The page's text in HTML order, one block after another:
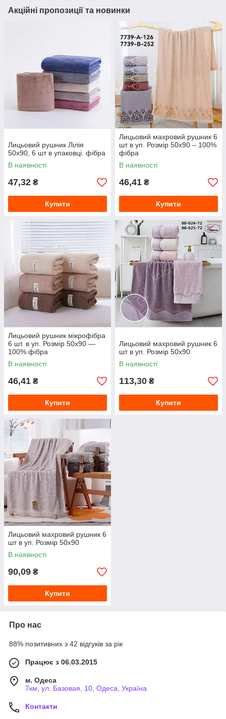
Акційні пропозиції та новинки
Лицьовий рушник Лілія
50х90, 6 шт в упаковці. фібра
В наявності
47,32 ₴
Купити
Лицьовий махровий рушник 6
шт в уп. Розмір 50х90 – 100%
фібра
В наявності
46,41 ₴
Купити
Лицьовий рушник мікрофібра
6 шт. в уп. Розмір 50х90 —
100% фібра
В наявності
46,41 ₴
Купити
Лицьовий махровий рушник 6
шт в уп. Розмір 50х90
В наявності
113,30 ₴
Купити
Лицьовий махровий рушник 6
шт в уп. Розмір 50х90
В наявності
90,09 ₴
Купити
Про нас
88% позитивних з 42 відгуків за рік
Працює з 06.03.2015
м. Одеса
7км, ул. Базовая, 10, Одеса, Україна
Контакти